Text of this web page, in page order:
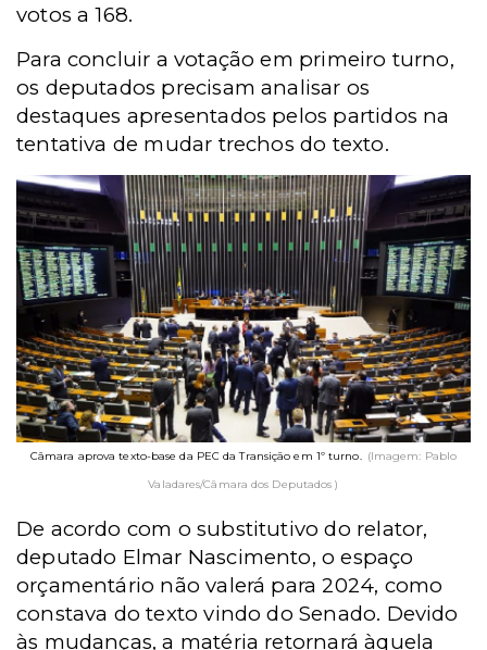
votos a 168.
Para concluir a votação em primeiro turno,
os deputados precisam analisar os
destaques apresentados pelos partidos na
tentativa de mudar trechos do texto.
Câmara aprova texto-base da PEC da Transição em 1º turno.
(Imagem: Pablo
Valadares/Câmara dos Deputados )
De acordo com o substitutivo do relator,
deputado Elmar Nascimento, o espaço
orçamentário não valerá para 2024, como
constava do texto vindo do Senado. Devido
às mudanças, a matéria retornará àquela